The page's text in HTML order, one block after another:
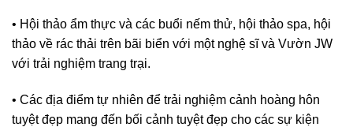
• Hội thảo ẩm thực và các buổi nếm thử, hội thảo spa, hội
thảo về rác thải trên bãi biển với một nghệ sĩ và Vườn JW
với trải nghiệm trang trại.
• Các địa điểm tự nhiên để trải nghiệm cảnh hoàng hôn
tuyệt đẹp mang đến bối cảnh tuyệt đẹp cho các sự kiện